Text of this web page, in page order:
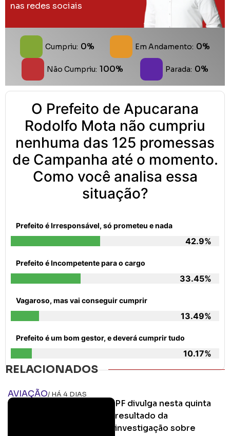
nas redes sociais
Cumpriu: 0% Em Andamento: 0%
Não Cumpriu: 100% Parada: 0%
O Prefeito de Apucarana
Rodolfo Mota não cumpriu
nenhuma das 125 promessas
de Campanha até o momento.
Como você analisa essa
situação?
Prefeito é Irresponsável, só prometeu e nada
42.9%
Prefeito é Incompetente para o cargo
33.45%
Vagaroso, mas vai conseguir cumprir
13.49%
Prefeito é um bom gestor, e deverá cumprir tudo
10.17%
RELACIONADOS
AVIAÇÃO/ HÁ 4 DIAS
PF divulga nesta quinta
resultado da
investigação sobre